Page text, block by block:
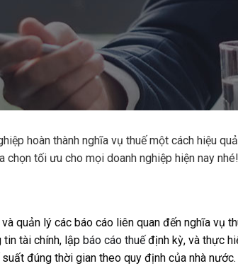
hoàn thành nghĩa vụ thuế một cách hiệu
tối ưu cho mọi doanh nghiệp hiện nay nhé!
quản lý các báo cáo liên quan đến nghĩa vụ
tin tài chính, lập báo cáo thuếđịnh kỳ, và thực
đúng thời gian theo quy định của nhà nước.